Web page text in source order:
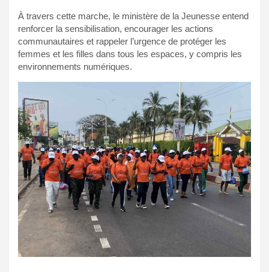
À travers cette marche, le ministère de la Jeunesse entend
renforcer la sensibilisation, encourager les actions
communautaires et rappeler l’urgence de protéger les
femmes et les filles dans tous les espaces, y compris les
environnements numériques.